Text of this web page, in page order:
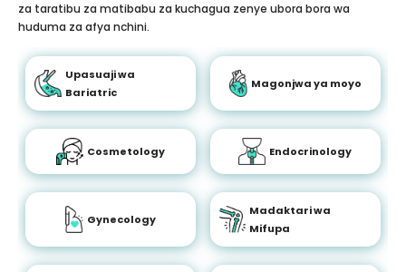
za taratibu za matibabu za kuchagua zenye ubora bora wa
huduma za afya nchini.
Upasuaji wa
Bariatric
Magonjwa ya moyo
Cosmetology Endocrinology
Gynecology
Madaktari wa
Mifupa